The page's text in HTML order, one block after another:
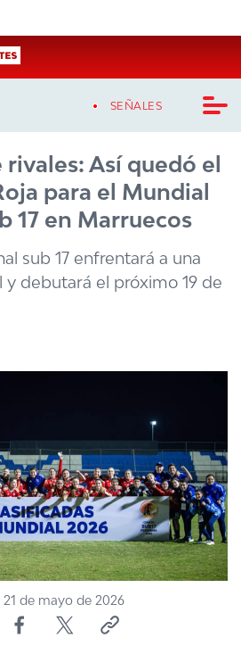
SEÑALES
CHILE Así quedó el
para el Mundial
17 en Marruecos
sub 17 enfrentará a una
debutará el próximo 19 de
21 de mayo de 2026